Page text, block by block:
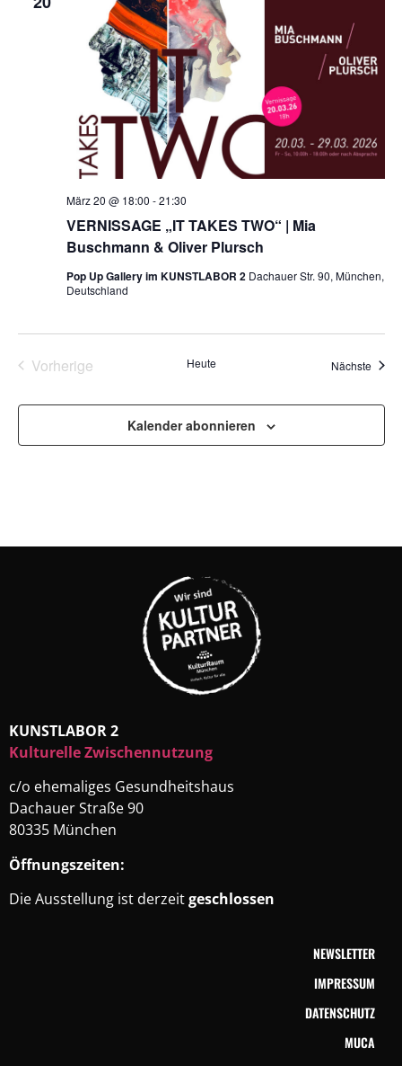
VERNISSAGE „IT TAKES TWO“ | Mia
Buschmann & Oliver Plursch
März 20 @ 18:00 -21:30
Pop Up Gallery im KUNSTLABOR 2 Dachauer Str. 90, München,
Deutschland
VorherigeVeranstaltungenHeute Nächste
Kalender abonnieren
KUNSTLABOR 2
Kulturelle Zwischennutzung
c/o ehemaliges Gesundheitshaus
Dachauer Straße 90
80335 München
Öffnungszeiten:
Die Ausstellung ist derzeitgeschlossen
NEWSLETTER
IMPRESSUM
DATENSCHUTZ
MUCA